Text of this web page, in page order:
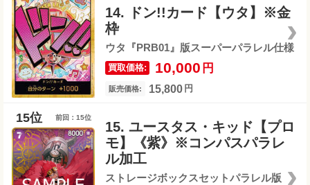
14. ドン!!カード【ウタ】※金
枠
ウタ『PRB01』版スーパーパラレル仕様
買取価格: 10,000 円
販売価格: 15,800 円
前回：15位
15. ユースタス・キッド【プロ
モ】《紫》※コンパスパラレ
ル加工
ストレージボックスセットパラレル版